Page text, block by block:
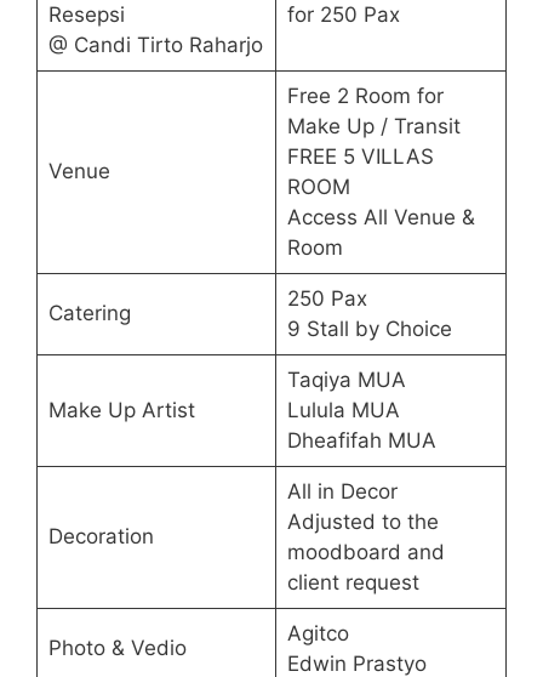
Resepsi
@ Candi Tirto Raharjo
for 250 Pax
Venue
Free 2 Room for
Make Up / Transit
FREE 5 VILLAS
ROOM
Access All Venue &
Room
Catering
250 Pax
9 Stall by Choice
Make Up Artist
Taqiya MUA
Lulula MUA
Dheafifah MUA
Decoration
All in Decor
Adjusted to the
moodboard and
client request
Photo & Vedio
Agitco
Edwin Prastyo